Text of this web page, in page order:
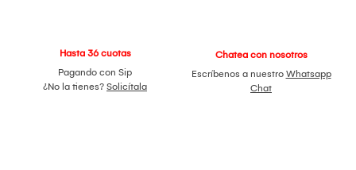
Hasta 36 cuotas
Pagando con Sip
¿No la tienes? Solicítala
Chatea con nosotros
Escríbenos a nuestro Whatsapp
Chat